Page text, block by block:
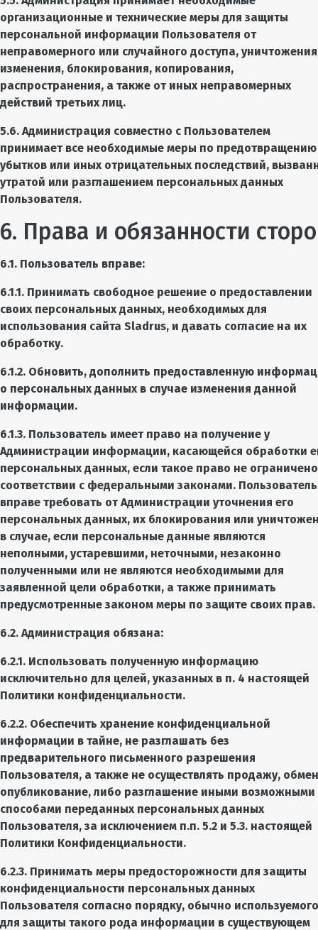
организационные и технические меры для защиты
персональной информации Пользователя от
неправомерного или случайного доступа,
изменения, блокирования, копирования,
распространения, а также от иных неправомерных
действий третьих лиц.
5.6. Администрация совместно с Пользователем
принимает все необходимые меры по предотвращению
убытков или иных отрицательных последствий,
утратой или разглашением персональных данных
Пользователя.
6. Права и обязанности
6.1. Пользователь вправе:
6.1.1. Принимать свободное решение о предоставлении
своих персональных данных, необходимых для
использования сайта Sladrus, и давать согласие на их
обработку.
6.1.2. Обновить, дополнить предоставленную
о персональных данных в случае изменения данной
информации.
6.1.3. Пользователь имеет право на получение у
Администрации информации, касающейся обработки
персональных данных, если такое право не
соответствии с федеральными законами. Пользователь
вправе требовать от Администрации уточнения его
персональных данных, их блокирования или
в случае, если персональные данные являются
неполными, устаревшими, неточными, незаконно
полученными или не являются необходимыми для
заявленной цели обработки, а также принимать
предусмотренные законом меры по защите своих прав.
6.2. Администрация обязана:
6.2.1. Использовать полученную информацию
исключительно для целей, указанных в п. 4 настоящей
Политики конфиденциальности.
6.2.2. Обеспечить хранение конфиденциальной
информации в тайне, не разглашать без
предварительного письменного разрешения
Пользователя, а также не осуществлять продажу,
опубликование, либо разглашение иными возможными
способами переданных персональных данных
Пользователя, за исключением п.п. 5.2 и 5.3. настоящей
Политики Конфиденциальности.
6.2.3. Принимать меры предосторожности для защиты
конфиденциальности персональных данных
Пользователя согласно порядку, обычно используемого
для защиты такого рода информации в существующем